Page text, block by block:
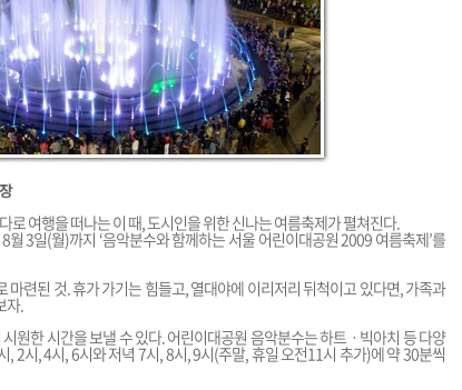
로 여행을 떠나는 이 때, 도시인을 위한 신나는 여름축제가 펼쳐진다.
3일(월)까지 ‘음악분수와 함께하는 서울 어린이대공원 2009 여름축제’를
마련된 것. 휴가 가기는 힘들고, 열대야에 이리저리 뒤척이고 있다면, 가족과
자.
원한 시간을 보낼 수 있다. 어린이대공원 음악분수는 하트ㆍ빅아치 등 다양
2시, 4시, 6시와 저녁 7시, 8시, 9시(주말, 휴일 오전11시 추가)에 약 30분씩